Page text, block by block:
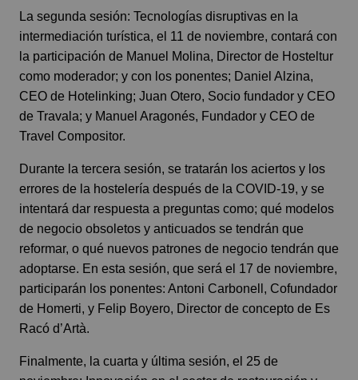
La segunda sesión: Tecnologías disruptivas en la
intermediación turística, el 11 de noviembre, contará con
la participación de Manuel Molina, Director de Hosteltur
como moderador; y con los ponentes; Daniel Alzina,
CEO de Hotelinking; Juan Otero, Socio fundador y CEO
de Travala; y Manuel Aragonés, Fundador y CEO de
Travel Compositor.
Durante la tercera sesión, se tratarán los aciertos y los
errores de la hostelería después de la COVID-19, y se
intentará dar respuesta a preguntas como; qué modelos
de negocio obsoletos y anticuados se tendrán que
reformar, o qué nuevos patrones de negocio tendrán que
adoptarse. En esta sesión, que será el 17 de noviembre,
participarán los ponentes: Antoni Carbonell, Cofundador
de Homerti, y Felip Boyero, Director de concepto de Es
Racó d’Artà.
Finalmente, la cuarta y última sesión, el 25 de